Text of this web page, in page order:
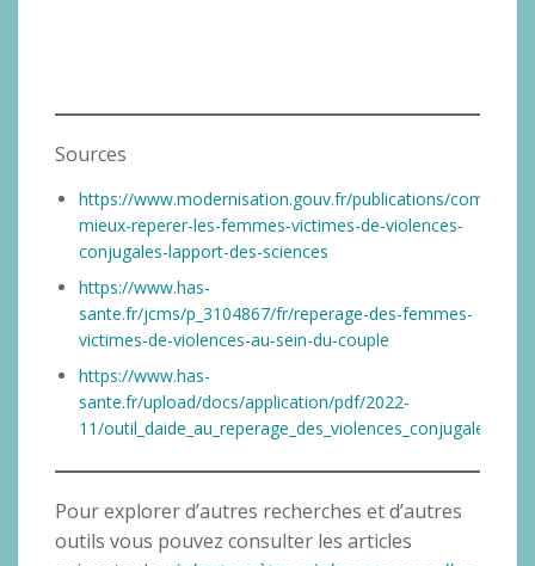
Sources
https://www.modernisation.gouv.fr/publications/comment-
mieux-reperer-les-femmes-victimes-de-violences-
conjugales-lapport-des-sciences
https://www.has-
sante.fr/jcms/p_3104867/fr/reperage-des-femmes-
victimes-de-violences-au-sein-du-couple
https://www.has-
sante.fr/upload/docs/application/pdf/2022-
11/outil_daide_au_reperage_des_violences_conjugales.pdf
Pour explorer d’autres recherches et d’autres
outils vous pouvez consulter les articles